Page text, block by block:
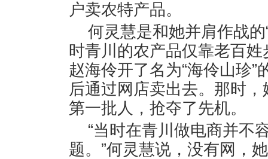
户卖农特产品。
何灵慧是和她并肩作战
时青川的农产品仅靠老百
赵海伶开了名为“海伶山珍
后通过网店卖出去。那时
第一批人，抢夺了先机。
“当时在青川做电商并不
题。”何灵慧说，没有网，